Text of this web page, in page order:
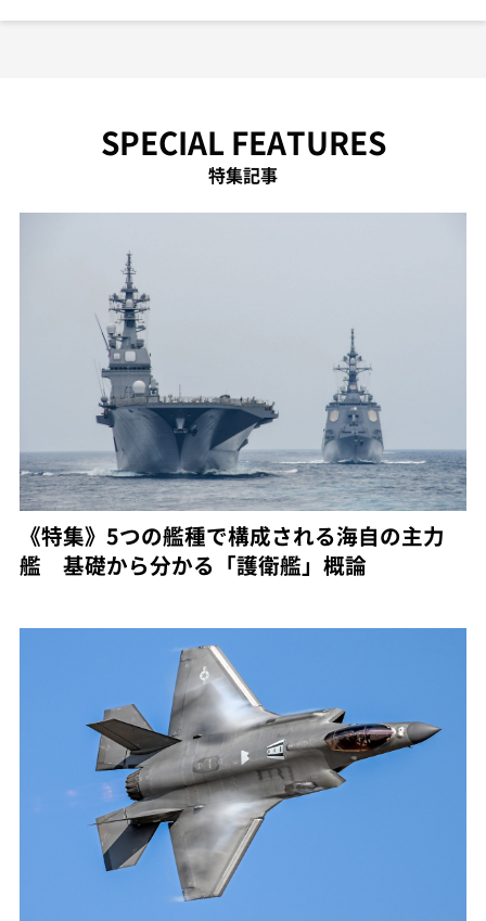
SPECIAL FEATURES
特集記事
《特集》5つの艦種で構成される海自の主力
艦 基礎から分かる「護衛艦」概論